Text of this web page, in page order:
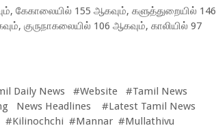
கேகாலையில் 155 ஆகவும், களுத்துறையில் 146
குருநாகலையில் 106 ஆகவும், காலியில் 97
Daily News #Website #Tamil News
News Headlines #Latest Tamil News
#Mannar #Mullathivu